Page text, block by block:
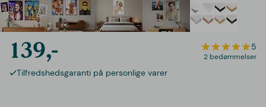
139,- 5
2 bedømmelser
Tilfredshedsgaranti på personlige varer